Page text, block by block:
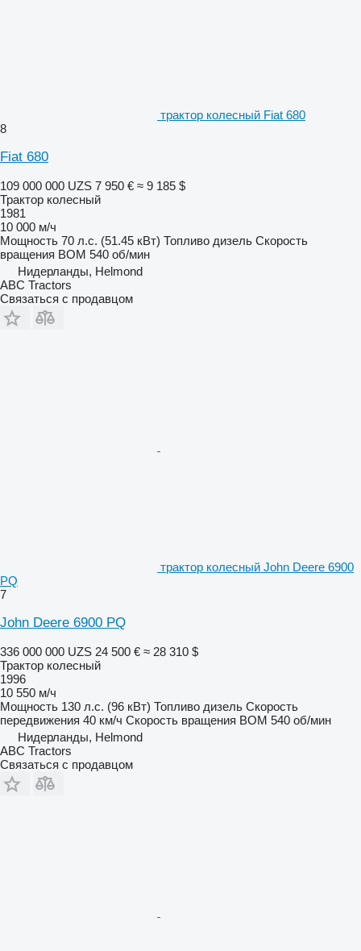
трактор колесный Fiat 680
8
Fiat 680
109 000 000 UZS 7 950 € ≈ 9 185 $
Трактор колесный
1981
10 000 м/ч
Мощность 70 л.с. (51.45 кВт) Топливо дизель Скорость
вращения ВОМ 540 об/мин
Нидерланды, Helmond
ABC Tractors
Связаться с продавцом
трактор колесный John Deere 6900
PQ
7
John Deere 6900 PQ
336 000 000 UZS 24 500 € ≈ 28 310 $
Трактор колесный
1996
10 550 м/ч
Мощность 130 л.с. (96 кВт) Топливо дизель Скорость
передвижения 40 км/ч Скорость вращения ВОМ 540 об/мин
Нидерланды, Helmond
ABC Tractors
Связаться с продавцом